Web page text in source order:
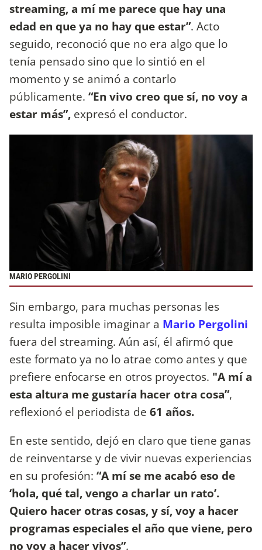
streaming, a mí me parece que hay una
edad en que ya no hay que estar”. Acto
seguido, reconoció que no era algo que lo
tenía pensado sino que lo sintió en el
momento y se animó a contarlo
públicamente. “En vivo creo que sí, no voy a
estar más”, expresó el conductor.
MARIO PERGOLINI
Sin embargo, para muchas personas les
resulta imposible imaginar a Mario Pergolini
fuera del streaming. Aún así, él afirmó que
este formato ya no lo atrae como antes y que
prefiere enfocarse en otros proyectos. "A mí a
esta altura me gustaría hacer otra cosa”,
reflexionó el periodista de 61 años.
En este sentido, dejó en claro que tiene ganas
de reinventarse y de vivir nuevas experiencias
en su profesión: “A mí se me acabó eso de
‘hola, qué tal, vengo a charlar un rato’.
Quiero hacer otras cosas, y sí, voy a hacer
programas especiales el año que viene, pero
no voy a hacer vivos”.